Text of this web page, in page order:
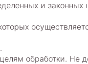
и законных
обработки. Не